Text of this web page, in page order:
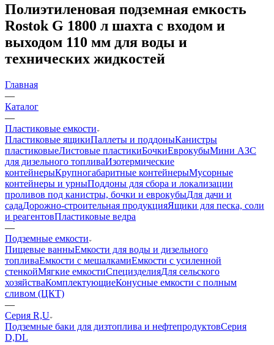
Полиэтиленовая подземная емкость
Rostok G 1800 л шахта с входом и
выходом 110 мм для воды и
технических жидкостей
Главная
—
Каталог
—
Пластиковые емкости
Пластиковые ящикиПаллеты и поддоныКанистры
пластиковыеЛистовые пластикиБочкиЕврокубыМини АЗС
для дизельного топливаИзотермические
контейнерыКрупногабаритные контейнерыМусорные
контейнеры и урныПоддоны для сбора и локализации
проливов под канистры, бочки и еврокубыДля дачи и
садаДорожно-строительная продукцияЯщики для песка, соли
и реагентовПластиковые ведра
—
Подземные емкости
Пищевые ванныЕмкости для воды и дизельного
топливаЕмкости с мешалкамиЕмкости с усиленной
стенкойМягкие емкостиСпецизделияДля сельского
хозяйстваКомплектующиеКонусные емкости с полным
сливом (ЦКТ)
—
Серия R,U
Подземные баки для дизтоплива и нефтепродуктовСерия
D,DL